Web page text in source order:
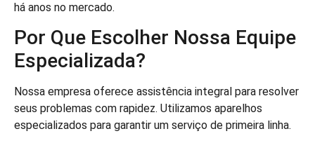
há anos no mercado.
Por Que Escolher Nossa Equipe
Especializada?
Nossa empresa oferece assistência integral para resolver
seus problemas com rapidez. Utilizamos aparelhos
especializados para garantir um serviço de primeira linha.